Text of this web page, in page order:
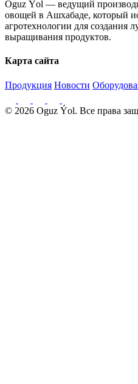
Oguz Ýol — ведущий
овощей в Ашхабаде, который
агротехнологии для создания
выращивания продуктов.
Карта сайта
Продукция Новости
© 2026 Oguz Ýol. Все права